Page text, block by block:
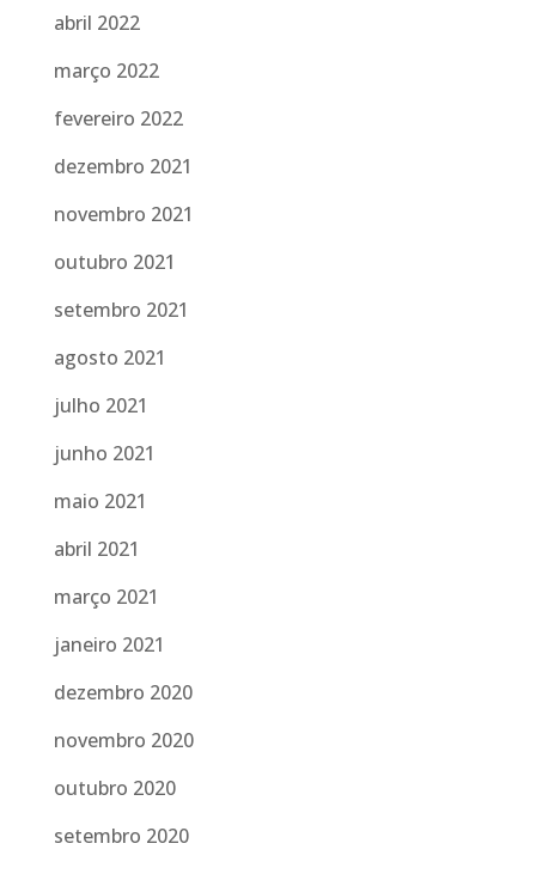
abril 2022
março 2022
fevereiro 2022
dezembro 2021
novembro 2021
outubro 2021
setembro 2021
agosto 2021
julho 2021
junho 2021
maio 2021
abril 2021
março 2021
janeiro 2021
dezembro 2020
novembro 2020
outubro 2020
setembro 2020